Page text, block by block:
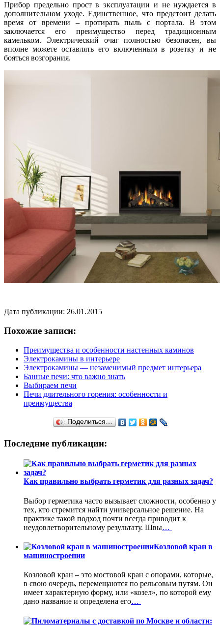
Прибор предельно прост в эксплуатации и не нуждается в
дополнительном уходе. Единственное, что предстоит делать
время от времени – протирать пыль с портала. В этом
заключается его преимущество перед традиционным
камельком. Электрический очаг полностью безопасен, вы
вполне можете оставлять его включенным в розетку и не
бояться возгорания.
Дата публикации: 26.01.2015
Похожие записи:
Преимущества и особенности настенных каминов
Электрокамины в интерьере
Электрокамины — незаменимый предмет интерьера
Банные печи: что важно знать
Выбираем печи
Печи длительного горения: особенности и
преимущества
Поделиться…
Последние публикации:
Как правильно выбрать герметик для разных задач?
Выбор герметика часто вызывает сложности, особенно у
тех, кто стремится найти универсальное решение. На
практике такой подход почти всегда приводит к
неудовлетворительному результату. Швы…
Козловой кран в
машиностроении
Козловой кран – это мостовой кран с опорами, которые,
в свою очередь, перемещаются по рельсовым путям. Он
имеет характерную форму, или «козел», по которой ему
дано название и определена его…